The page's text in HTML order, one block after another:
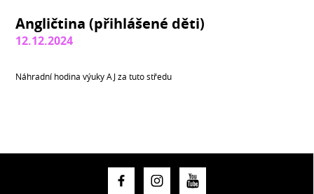
Angličtina (přihlášené děti)
12.12.2024
Náhradní hodina výuky AJ za tuto středu